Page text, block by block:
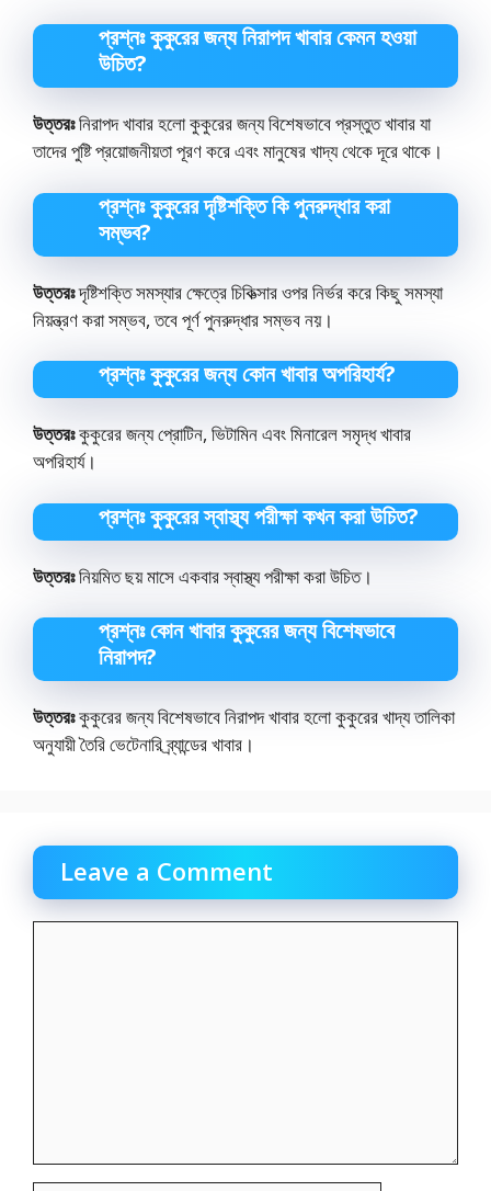
প্রশ্নঃ কুকুরের জন্য নিরাপদ খাবার কেমন হওয়া
উচিত?
উত্তরঃনিরাপদ খাবার হলো কুকুরের জন্য বিশেষভাবে প্রস্তুত খাবার যা
তাদের পুষ্টি প্রয়োজনীয়তা পূরণ করে এবং মানুষের খাদ্য থেকে দূরে থাকে।
প্রশ্নঃ কুকুরের দৃষ্টিশক্তি কি পুনরুদ্ধার করা
সম্ভব?
উত্তরঃদৃষ্টিশক্তি সমস্যার ক্ষেত্রে চিকিত্সার ওপর নির্ভর করে কিছু সমস্যা
নিয়ন্ত্রণ করা সম্ভব, তবে পূর্ণ পুনরুদ্ধার সম্ভব নয়।
প্রশ্নঃ কুকুরের জন্য কোন খাবার অপরিহার্য?
উত্তরঃকুকুরের জন্য প্রোটিন, ভিটামিন এবং মিনারেল সমৃদ্ধ খাবার
অপরিহার্য।
প্রশ্নঃ কুকুরের স্বাস্থ্য পরীক্ষা কখন করা উচিত?
উত্তরঃনিয়মিত ছয় মাসে একবার স্বাস্থ্য পরীক্ষা করা উচিত।
প্রশ্নঃ কোন খাবার কুকুরের জন্য বিশেষভাবে
নিরাপদ?
উত্তরঃকুকুরের জন্য বিশেষভাবে নিরাপদ খাবার হলো কুকুরের খাদ্য তালিকা
অনুযায়ী তৈরি ভেটেনারি ব্র্যান্ডের খাবার।
Leave a Comment